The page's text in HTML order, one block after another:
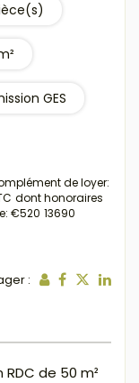
GES
de loyer:
dont honoraires
€520 13690
:
de 50 m²